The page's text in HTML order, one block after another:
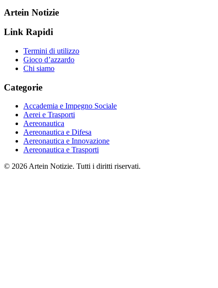
Artein Notizie
Link Rapidi
Termini di utilizzo
Gioco d’azzardo
Chi siamo
Categorie
Accademia e Impegno Sociale
Aerei e Trasporti
Aereonautica
Aereonautica e Difesa
Aereonautica e Innovazione
Aereonautica e Trasporti
© 2026 Artein Notizie. Tutti i diritti riservati.